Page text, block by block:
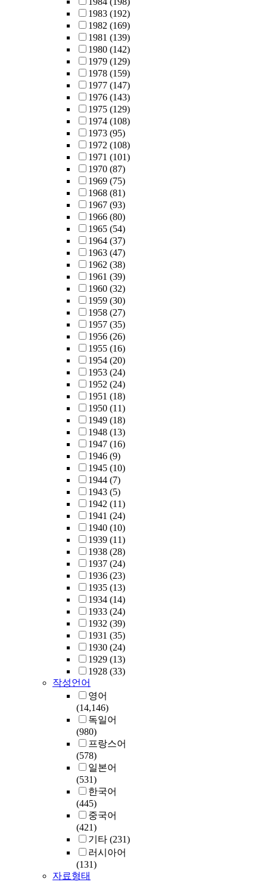
1983 (192)
1982 (169)
1981 (139)
1980 (142)
1979 (129)
1978 (159)
1977 (147)
1976 (143)
1975 (129)
1974 (108)
1973 (95)
1972 (108)
1971 (101)
1970 (87)
1969 (75)
1968 (81)
1967 (93)
1966 (80)
1965 (54)
1964 (37)
1963 (47)
1962 (38)
1961 (39)
1960 (32)
1959 (30)
1958 (27)
1957 (35)
1956 (26)
1955 (16)
1954 (20)
1953 (24)
1952 (24)
1951 (18)
1950 (11)
1949 (18)
1948 (13)
1947 (16)
1946 (9)
1945 (10)
1944 (7)
1943 (5)
1942 (11)
1941 (24)
1940 (10)
1939 (11)
1938 (28)
1937 (24)
1936 (23)
1935 (13)
1934 (14)
1933 (24)
1932 (39)
1931 (35)
1930 (24)
1929 (13)
1928 (33)
작성언어
영어
(14,146)
독일어
(980)
프랑스어
(578)
일본어
(531)
한국어
(445)
중국어
(421)
기타 (231)
러시아어
(131)
자료형태